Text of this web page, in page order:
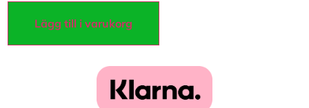
Lägg till i varukorg